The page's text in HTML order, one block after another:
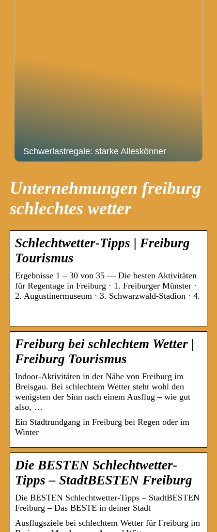
Schwerlastregale: starke Alleskönner
Unternehmungen freiburg
schlechtes wetter
Schlechtwetter-Tipps | Freiburg
Tourismus
Ergebnisse 1 – 30 von 35 — Die besten Aktivitäten
für Regentage in Freiburg · 1. Freiburger Münster ·
2. Augustinermuseum · 3. Schwarzwald-Stadion · 4.
Freiburg bei schlechtem Wetter |
Freiburg Tourismus
Indoor-Aktivitäten in der Nähe von Freiburg im
Breisgau. Bei schlechtem Wetter steht wohl den
wenigsten der Sinn nach einem Ausflug – wie gut
also, …
Ein Stadtrundgang in Freiburg bei Regen oder im
Winter
Die BESTEN Schlechtwetter-
Tipps – StadtBESTEN Freiburg
Die BESTEN Schlechtwetter-Tipps – StadtBESTEN
Freiburg – Das BESTE in deiner Stadt
Ausflugsziele bei schlechtem Wetter für Freiburg im